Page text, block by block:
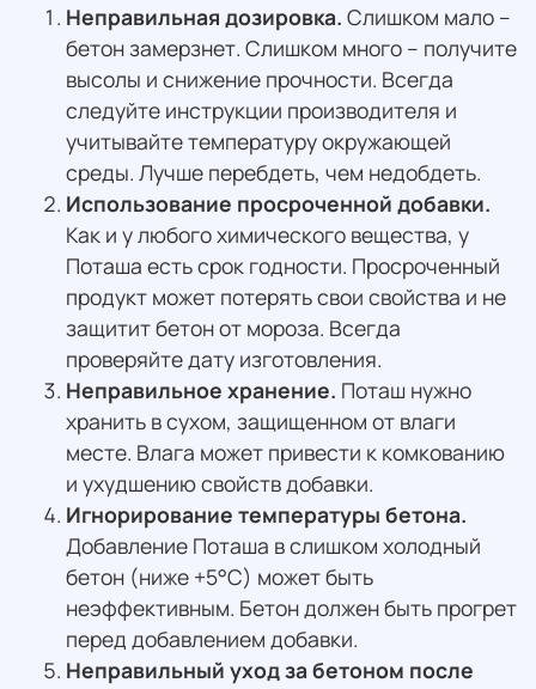
Неправильная дозировка. Слишком мало –
бетон замерзнет. Слишком много – получите
высолы и снижение прочности. Всегда
следуйте инструкции производителя и
учитывайте температуру окружающей
среды. Лучше перебдеть, чем недобдеть.
Использование просроченной добавки.
Как и у любого химического вещества, у
Поташа есть срок годности. Просроченный
продукт может потерять свои свойства и не
защитит бетон от мороза. Всегда
проверяйте дату изготовления.
Неправильное хранение. Поташ нужно
хранить в сухом, защищенном от влаги
месте. Влага может привести к комкованию
и ухудшению свойств добавки.
Игнорирование температуры бетона.
Добавление Поташа в слишком холодный
бетон (ниже +5°C) может быть
неэффективным. Бетон должен быть прогрет
перед добавлением добавки.
Неправильный уход за бетоном после